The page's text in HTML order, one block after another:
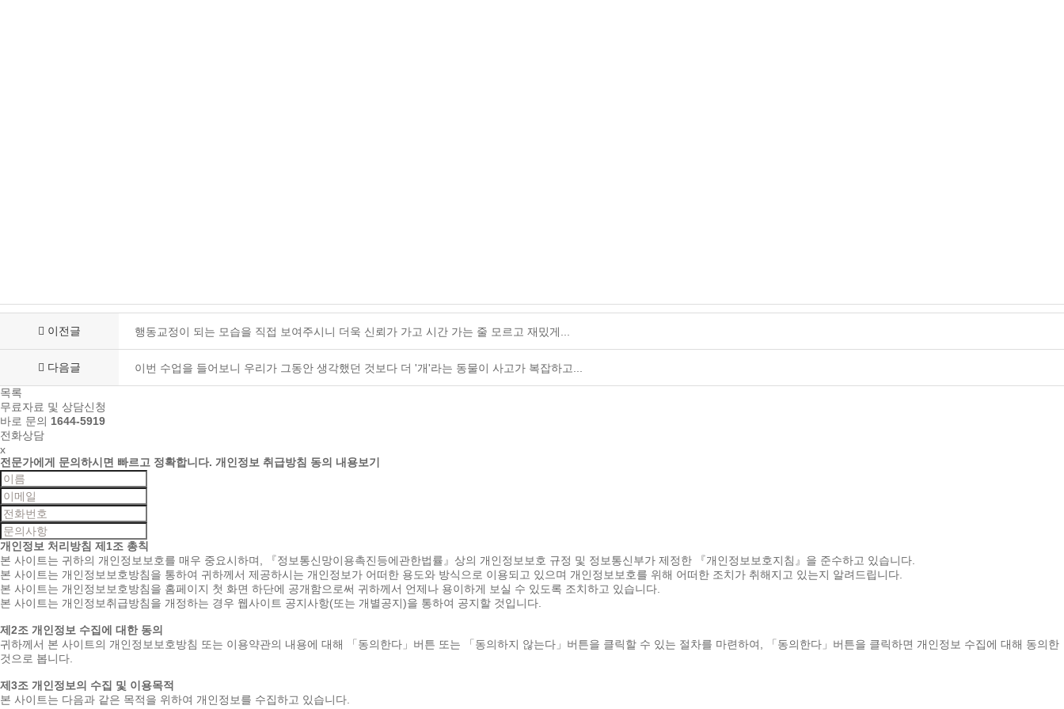
이전글 행동교정이 되는 모습을 직접 보여주시니 더욱 신뢰가 가고 시간 가는 줄 모르고 재밌게...
다음글
이번 수업을 들어보니 우리가 그동안 생각했던 것보다 더 '개'라는 동물이 사고가 복잡하고...
목록
무료자료 및 상담신청
바로 문의 1644-5919
전화상담
x
전문가에게 문의하시면 빠르고 정확합니다. 개인정보 취급방침 동의 내용보기
개인정보 처리방침 제1조 총칙
본 사이트는 귀하의 개인정보보호를 매우 중요시하며, 『정보통신망이용촉진등에관한법률』상의 개인정보보호 규정 및 정보통신부가 제정한 『개인정보보호지침』을 준수하고 있습니다.
본 사이트는 개인정보보호방침을 통하여 귀하께서 제공하시는 개인정보가 어떠한 용도와 방식으로 이용되고 있으며 개인정보보호를 위해 어떠한 조치가 취해지고 있는지 알려드립니다.
본 사이트는 개인정보보호방침을 홈페이지 첫 화면 하단에 공개함으로써 귀하께서 언제나 용이하게 보실 수 있도록 조치하고 있습니다.
본 사이트는 개인정보취급방침을 개정하는 경우 웹사이트 공지사항(또는 개별공지)을 통하여 공지할 것입니다.
제2조 개인정보 수집에 대한 동의
귀하께서 본 사이트의 개인정보보호방침 또는 이용약관의 내용에 대해 「동의한다」버튼 또는 「동의하지 않는다」버튼을 클릭할 수 있는 절차를 마련하여, 「동의한다」버튼을 클릭하면 개인정보 수집에 대해 동의한
것으로 봅니다.
제3조 개인정보의 수집 및 이용목적
본 사이트는 다음과 같은 목적을 위하여 개인정보를 수집하고 있습니다.